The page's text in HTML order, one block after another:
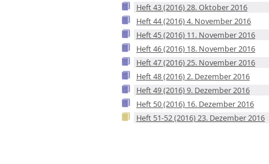
Heft 43 (2016) 28. Oktober 2016
Heft 44 (2016) 4. November 2016
Heft 45 (2016) 11. November 2016
Heft 46 (2016) 18. November 2016
Heft 47 (2016) 25. November 2016
Heft 48 (2016) 2. Dezember 2016
Heft 49 (2016) 9. Dezember 2016
Heft 50 (2016) 16. Dezember 2016
Heft 51-52 (2016) 23. Dezember 2016